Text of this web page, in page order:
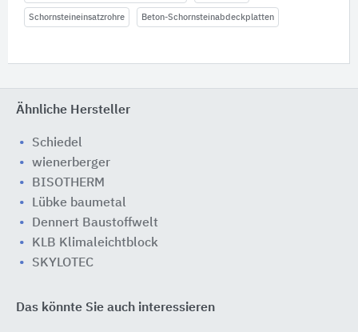
Schornsteineinsatzrohre Beton-Schornsteinabdeckplatten
Ähnliche Hersteller
Schiedel
wienerberger
BISOTHERM
Lübke baumetal
Dennert Baustoffwelt
KLB Klimaleichtblock
SKYLOTEC
Das könnte Sie auch interessieren